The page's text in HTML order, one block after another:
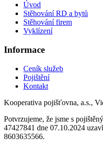
Úvod
Stěhování RD a bytů
Stěhování firem
Vyklízení
Informace
Ceník služeb
Pojištění
Kontakt
Kooperativa pojišťovna, a.s.,
Potvrzujeme, že jsme s
47427841 dne 07.10.2024
8603635566.